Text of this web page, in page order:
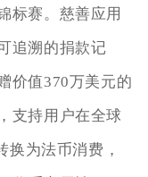
标赛。慈善应用
追溯的捐款记
价值370万美元的
支持用户在全球
换为法币消费，